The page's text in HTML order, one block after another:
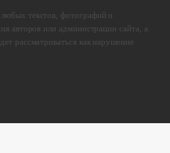
текстов, фотографий и
авторов или администрации сайта, а
рассматриваться как нарушение